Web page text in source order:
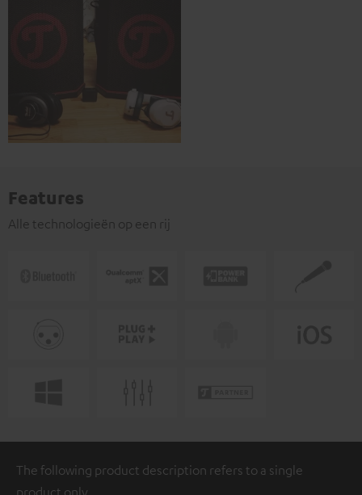
Features
Alle technologieën op een rij
The following product description refers to a single